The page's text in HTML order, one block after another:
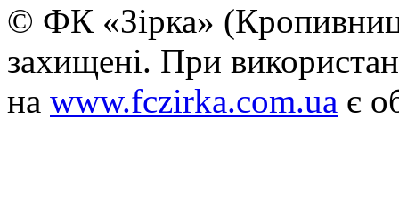
© ФК «Зірка»
захищені. При
на www.fczirka.com.ua є